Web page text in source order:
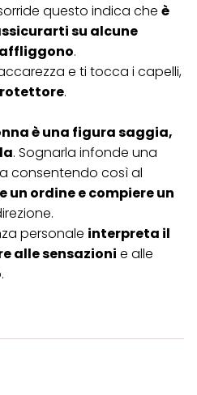
questo indica che è
su alcune
.
e ti tocca i capelli,
.
è una figura saggia,
. Sognarla infonde una
consentendo così al
ordine e compiere un
personale interpreta il
alle sensazioni e alle
maggiori informazioni sul
dei cookie e consentirli per uno o
Cliccando su "Accetta tutto",
al trattamento dei tuoi dati
indicate. Se fai clic su "Rifiuta",
necessari per fornirti